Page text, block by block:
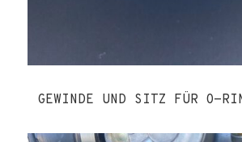
GEWINDE UND SITZ FÜR O-